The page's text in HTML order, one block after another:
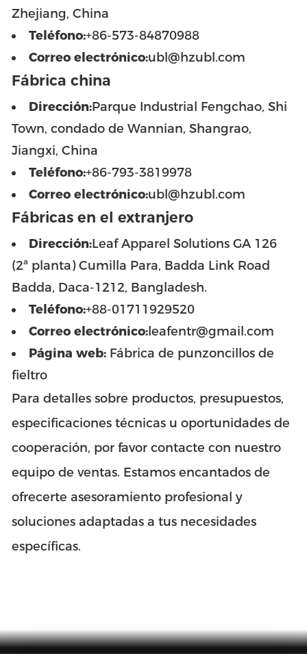
Zhejiang, China
Teléfono:+86-573-84870988
Correo electrónico:ubl@hzubl.com
Fábrica china
Dirección:Parque Industrial Fengchao, Shi
Town, condado de Wannian, Shangrao,
Jiangxi, China
Teléfono:+86-793-3819978
Correo electrónico:ubl@hzubl.com
Fábricas en el extranjero
Dirección:Leaf Apparel Solutions GA 126
(2ª planta) Cumilla Para, Badda Link Road
Badda, Daca-1212, Bangladesh.
Teléfono:+88-01711929520
Correo electrónico:leafentr@gmail.com
Página web: Fábrica de punzoncillos de
fieltro
Para detalles sobre productos, presupuestos,
especificaciones técnicas u oportunidades de
cooperación, por favor contacte con nuestro
equipo de ventas. Estamos encantados de
ofrecerte asesoramiento profesional y
soluciones adaptadas a tus necesidades
específicas.